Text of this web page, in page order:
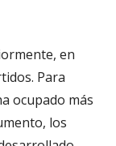
en
Para
ocupado más
los